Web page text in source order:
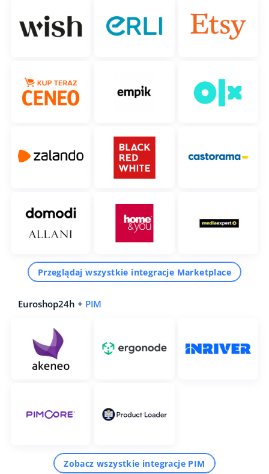
Przeglądaj wszystkie integracje Marketplace
Euroshop24h + PIM
Zobacz wszystkie integracje PIM